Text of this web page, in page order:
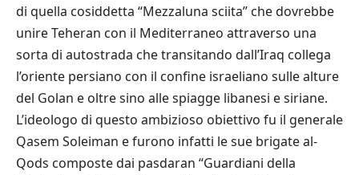
di quella cosiddetta “Mezzaluna sciita” che dovrebbe
unire Teheran con il Mediterraneo attraverso una
sorta di autostrada che transitando dall’Iraq collega
l’oriente persiano con il confine israeliano sulle alture
del Golan e oltre sino alle spiagge libanesi e siriane.
L’ideologo di questo ambizioso obiettivo fu il generale
Qasem Soleiman e furono infatti le sue brigate al-
Qods composte dai pasdaran “Guardiani della